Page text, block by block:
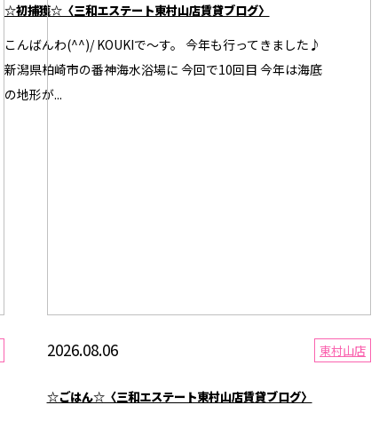
☆初捕獲☆〈三和エステート東村山店賃貸ブログ〉
こんばんわ(^^)/ KOUKIで～す。 今年も行ってきました♪
新潟県柏崎市の番神海水浴場に 今回で10回目 今年は海底
の地形が...
2026.08.06 東村山店
☆ごはん☆〈三和エステート東村山店賃貸ブログ〉